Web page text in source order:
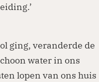
ging, veranderde de
water in ons
lopen van ons huis